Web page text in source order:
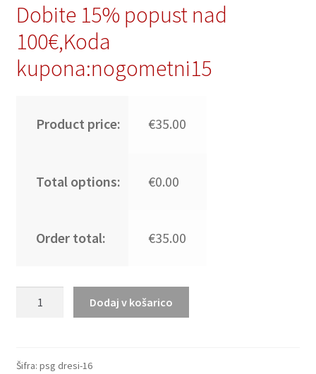
Dobite 15% popust nad
100€,Koda
kupona:nogometni15
Product price: €35.00
Total options: €0.00
Order total: €35.00
Saint-
Dodaj v košarico
Šifra: psg dresi-16